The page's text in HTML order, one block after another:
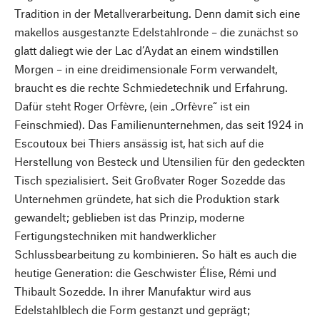
Tradition in der Metallverarbeitung. Denn damit sich eine
makellos ausgestanzte Edelstahlronde – die zunächst so
glatt daliegt wie der Lac d’Aydat an einem windstillen
Morgen – in eine dreidimensionale Form verwandelt,
braucht es die rechte Schmiedetechnik und Erfahrung.
Dafür steht Roger Orfèvre, (ein „Orfèvre“ ist ein
Feinschmied). Das Familienunternehmen, das seit 1924 in
Escoutoux bei Thiers ansässig ist, hat sich auf die
Herstellung von Besteck und Utensilien für den gedeckten
Tisch spezialisiert. Seit Großvater Roger Sozedde das
Unternehmen gründete, hat sich die Produktion stark
gewandelt; geblieben ist das Prinzip, moderne
Fertigungstechniken mit handwerklicher
Schlussbearbeitung zu kombinieren. So hält es auch die
heutige Generation: die Geschwister Élise, Rémi und
Thibault Sozedde. In ihrer Manufaktur wird aus
Edelstahlblech die Form gestanzt und geprägt;